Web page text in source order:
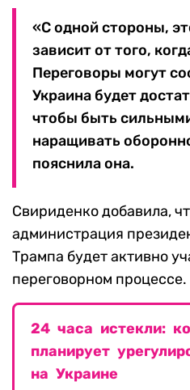
«С одной стороны,
зависит от того,
Переговоры могут
Украина будет
чтобы быть
наращивать
пояснила она.
Свириденко добавила,
администрация
Трампа будет активно
переговорном процессе.
24 часа истекли:
планирует
на Украине